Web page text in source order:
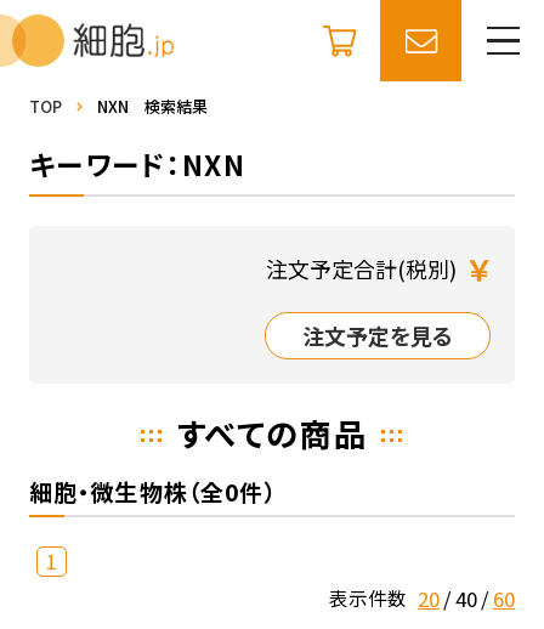
TOP NXN 検索結果
キーワード：NXN
注文予定合計(税別) ￥
注文予定を見る
すべての商品
細胞・微生物株（全0件）
1
表示件数 20 40 60